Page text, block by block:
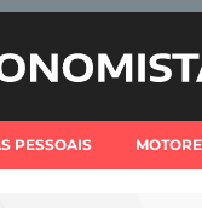
PESSOAIS